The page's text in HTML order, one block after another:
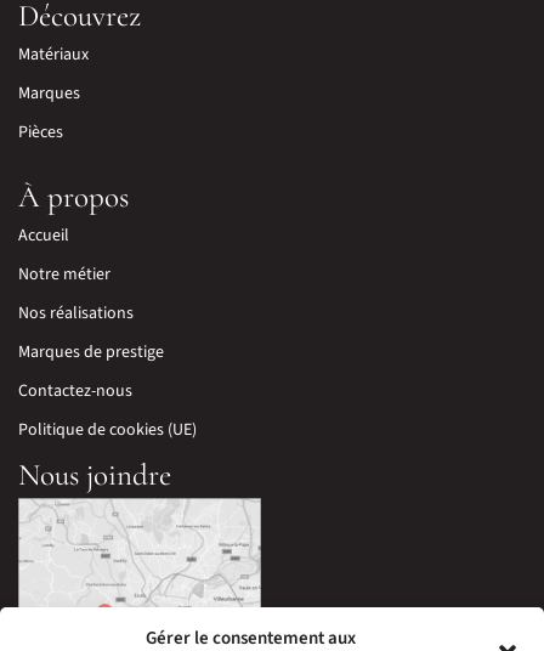
Gérer le consentement aux
Découvrez
Matériaux
Marques
Pièces
À propos
Accueil
Notre métier
Nos réalisations
Marques de prestige
Contactez-nous
Politique de cookies (UE)
Nous joindre